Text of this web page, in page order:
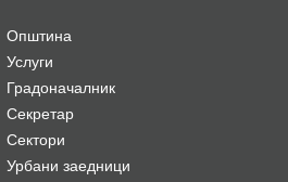
Општина
Услуги
Градоначалник
Секретар
Сектори
Урбани заедници